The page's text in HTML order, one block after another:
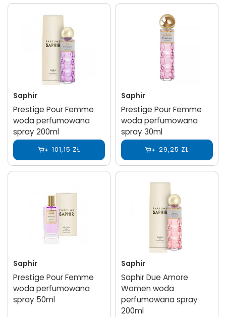
Saphir
Prestige Pour Femme
woda perfumowana
spray 200ml
101,15 ZŁ
Saphir
Prestige Pour Femme
woda perfumowana
spray 30ml
29,25 ZŁ
Saphir
Prestige Pour Femme
woda perfumowana
spray 50ml
Saphir
Saphir Due Amore
Women woda
perfumowana spray
200ml